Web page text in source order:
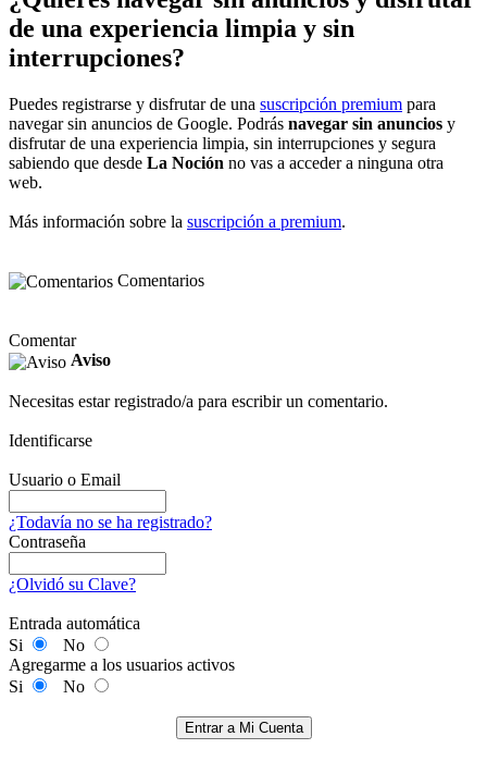
de una experiencia limpia y sin
interrupciones?
Puedes registrarse y disfrutar de una suscripción premium para
navegar sin anuncios de Google. Podrás navegar sin anuncios y
disfrutar de una experiencia limpia, sin interrupciones y segura
sabiendo que desde La Noción no vas a acceder a ninguna otra
web.
Más información sobre la suscripción a premium.
Comentarios
Comentar
Aviso
Necesitas estar registrado/a para escribir un comentario.
Identificarse
Usuario o Email
¿Todavía no se ha registrado?
Contraseña
¿Olvidó su Clave?
Entrada automática
Si
No
Agregarme a los usuarios activos
Si
No
Entrar a Mi Cuenta